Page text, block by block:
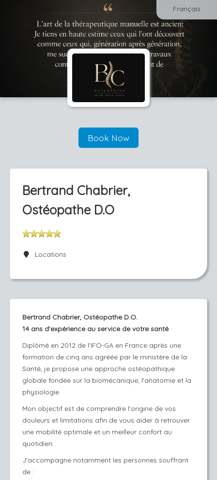
Français
Book Now
Bertrand Chabrier,
Ostéopathe D.O
Locations
Bertrand Chabrier, Ostéopathe D.O.
14 ans d'expérience au service de votre santé
Diplômé en 2012 de l'IFO-GA en France après une
formation de cinq ans agréée par le ministère de la
Santé, je propose une approche ostéopathique
globale fondée sur la biomécanique, l'anatomie et la
physiologie.
Mon objectif est de comprendre l'origine de vos
douleurs et limitations afin de vous aider à retrouver
une mobilité optimale et un meilleur confort au
quotidien.
J'accompagne notamment les personnes souffrant
de :